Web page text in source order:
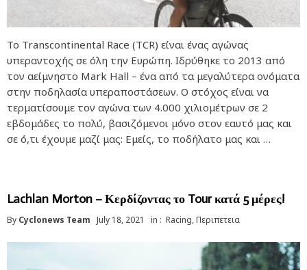
Το Transcontinental Race (TCR) είναι ένας αγώνας
υπεραντοχής σε όλη την Ευρώπη. Ιδρύθηκε το 2013 από
τον αείμνηστο Mark Hall – ένα από τα μεγαλύτερα ονόματα
στην ποδηλασία υπεραποστάσεων. Ο στόχος είναι να
τερματίσουμε τον αγώνα των 4.000 χιλιομέτρων σε 2
εβδομάδες το πολύ, βασιζόμενοι μόνο στον εαυτό μας και
σε ό,τι έχουμε μαζί μας: Εμείς, το ποδήλατο μας και …
Lachlan Morton – Κερδίζοντας το Tour κατά 5 μέρες!
By Cyclonews Team July 18, 2021 in : Racing,Περιπετεια